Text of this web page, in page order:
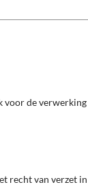
de verwerking
recht van verzet